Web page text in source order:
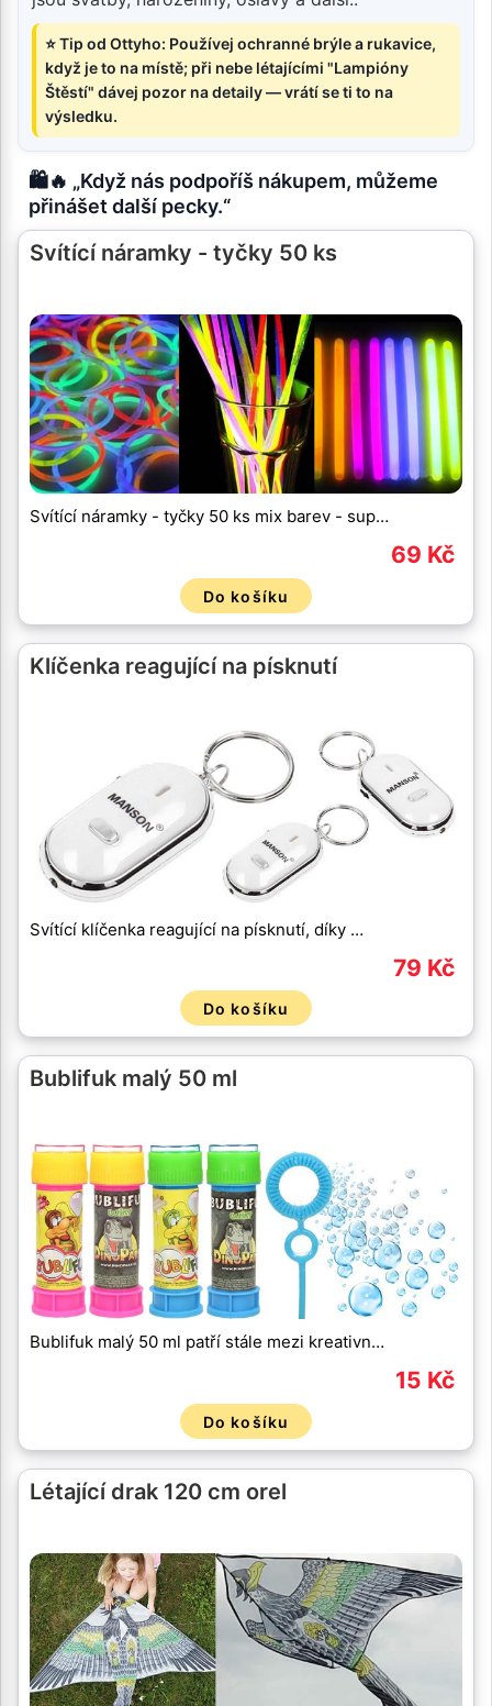
⭐ Tip od Ottyho: Používej ochranné brýle a rukavice,
když je to na místě; při nebe létajícími "Lampióny
Štěstí" dávej pozor na detaily — vrátí se ti to na
výsledku.
🛍️🔥 „Když nás podpoříš nákupem, můžeme
přinášet další pecky.“
Svítící náramky - tyčky 50 ks
Svítící náramky - tyčky 50 ks mix barev - sup…
69 Kč
Do košíku
Klíčenka reagující na písknutí
Svítící klíčenka reagující na písknutí, díky …
79 Kč
Do košíku
Bublifuk malý 50 ml
Bublifuk malý 50 ml patří stále mezi kreativn…
15 Kč
Do košíku
Létající drak 120 cm orel